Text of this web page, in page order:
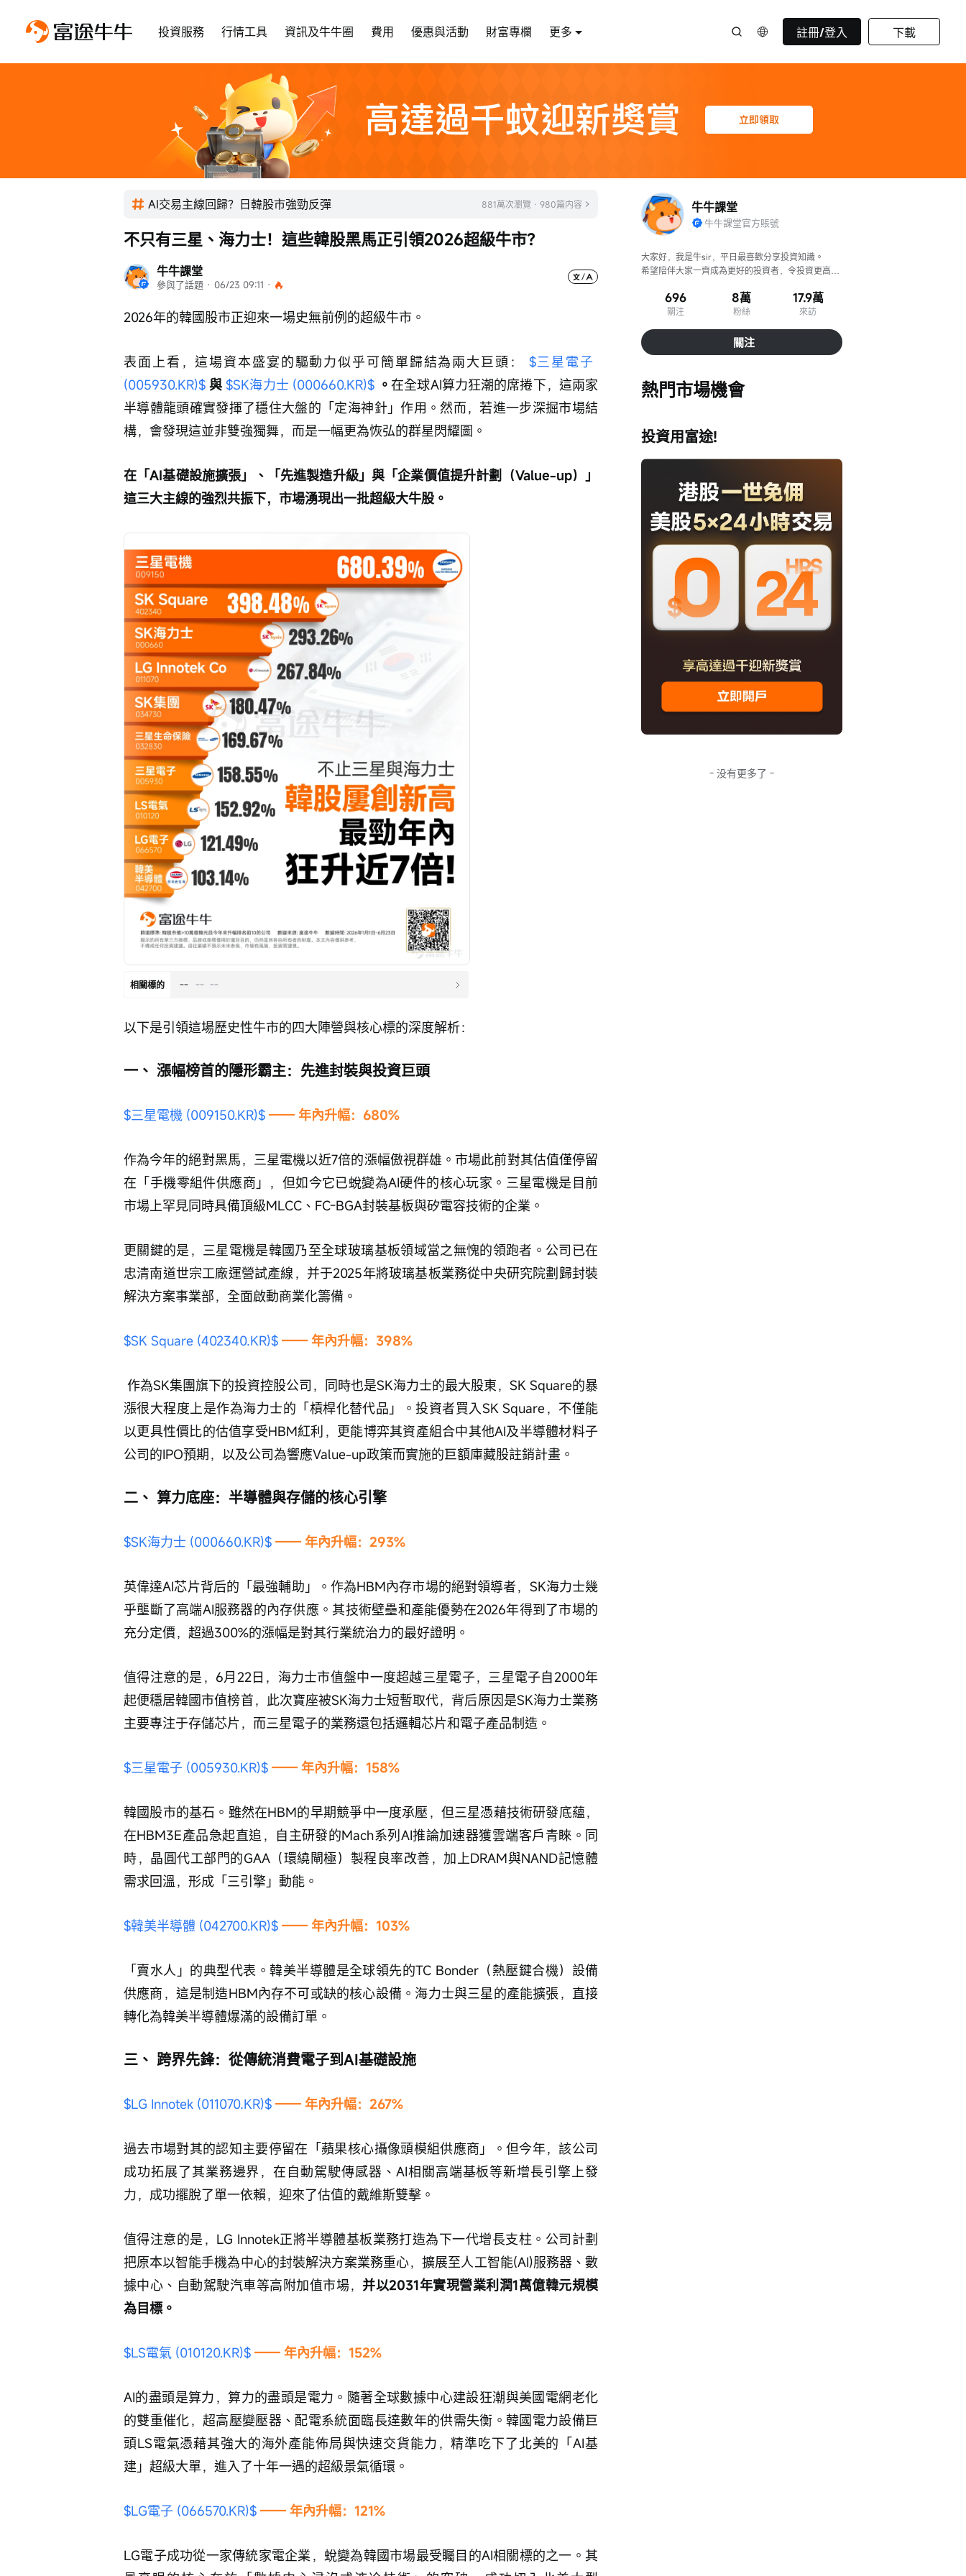
投資服務 行情工具 資訊及牛牛圈 費用 優惠與活動 財富專欄 更多 註冊/登入 下載
AI交易主線回歸？日韓股市強勁反彈 881萬次瀏覽 · 980篇内容
牛牛課堂
參與了話題 · 06/23 09:11 ·
不只有三星、海力士！這些韓股黑馬正引領2026超級牛市？
2026年的韓國股市正迎來一場史無前例的超級牛市。
表面上看，這場資本盛宴的驅動力似乎可簡單歸結為兩大巨頭： $三星電子
(005930.KR)$ 與 $SK海力士 (000660.KR)$ 。在全球AI算力狂潮的席捲下，這兩家
半導體龍頭確實發揮了穩住大盤的「定海神針」作用。然而，若進一步深掘市場結
構，會發現這並非雙強獨舞，而是一幅更為恢弘的群星閃耀圖。
在「AI基礎設施擴張」、「先進製造升級」與「企業價值提升計劃（Value-up）」
這三大主線的強烈共振下，市場湧現出一批超級大牛股。
相關標的 -- -- --
以下是引領這場歷史性牛市的四大陣營與核心標的深度解析：
一、 漲幅榜首的隱形霸主：先進封裝與投資巨頭
$三星電機 (009150.KR)$ —— 年內升幅：680%
作為今年的絕對黑馬，三星電機以近7倍的漲幅傲視群雄。市場此前對其估值僅停留
在「手機零組件供應商」，但如今它已蛻變為AI硬件的核心玩家。三星電機是目前
市場上罕見同時具備頂級MLCC、FC-BGA封裝基板與矽電容技術的企業。
更關鍵的是，三星電機是韓國乃至全球玻璃基板領域當之無愧的領跑者。公司已在
忠清南道世宗工廠運營試產線，并于2025年將玻璃基板業務從中央研究院劃歸封裝
解決方案事業部，全面啟動商業化籌備。
$SK Square (402340.KR)$ —— 年內升幅：398%
漲很大程度上是作為海力士的「槓桿化替代品」。投資者買入SK Square，不僅能
以更具性價比的估值享受HBM紅利，更能博弈其資產組合中其他AI及半導體材料子
公司的IPO預期，以及公司為響應Value-up政策而實施的巨額庫藏股註銷計畫。
二、 算力底座：半導體與存儲的核心引擎
$SK海力士 (000660.KR)$ —— 年內升幅：293%
英偉達AI芯片背后的「最強輔助」。作為HBM內存市場的絕對領導者，SK海力士幾
乎壟斷了高端AI服務器的內存供應。其技術壁壘和產能優勢在2026年得到了市場的
充分定價，超過300%的漲幅是對其行業統治力的最好證明。
值得注意的是，6月22日，海力士市值盤中一度超越三星電子，三星電子自2000年
起便穩居韓國市值榜首，此次寶座被SK海力士短暫取代，背后原因是SK海力士業務
主要專注于存儲芯片，而三星電子的業務還包括邏輯芯片和電子產品制造。
$三星電子 (005930.KR)$ —— 年內升幅：158%
韓國股市的基石。雖然在HBM的早期競爭中一度承壓，但三星憑藉技術研發底蘊，
在HBM3E產品急起直追，自主研發的Mach系列AI推論加速器獲雲端客戶青睞。同
時，晶圓代工部門的GAA（環繞閘極）製程良率改善，加上DRAM與NAND記憶體
需求回溫，形成「三引擎」動能。
$韓美半導體 (042700.KR)$ —— 年內升幅：103%
「賣水人」的典型代表。韓美半導體是全球領先的TC Bonder（熱壓鍵合機）設備
供應商，這是制造HBM內存不可或缺的核心設備。海力士與三星的產能擴張，直接
轉化為韓美半導體爆滿的設備訂單。
三、 跨界先鋒：從傳統消費電子到AI基礎設施
$LG Innotek (011070.KR)$ —— 年內升幅：267%
過去市場對其的認知主要停留在「蘋果核心攝像頭模組供應商」。但今年，該公司
成功拓展了其業務邊界，在自動駕駛傳感器、AI相關高端基板等新增長引擎上發
力，成功擺脫了單一依賴，迎來了估值的戴維斯雙擊。
值得注意的是，LG Innotek正將半導體基板業務打造為下一代增長支柱。公司計劃
把原本以智能手機為中心的封裝解決方案業務重心，擴展至人工智能(AI)服務器、數
據中心、自動駕駛汽車等高附加值市場， 并以2031年實現營業利潤1萬億韓元規模
為目標。
$LS電氣 (010120.KR)$ —— 年內升幅：152%
AI的盡頭是算力，算力的盡頭是電力。隨著全球數據中心建設狂潮與美國電網老化
的雙重催化，超高壓變壓器、配電系統面臨長達數年的供需失衡。韓國電力設備巨
頭LS電氣憑藉其強大的海外產能佈局與快速交貨能力，精準吃下了北美的「AI基
建」超級大單，進入了十年一遇的超級景氣循環。
$LG電子 (066570.KR)$ —— 年內升幅：121%
LG電子成功從一家傳統家電企業，蛻變為韓國市場最受矚目的AI相關標的之一。其
牛牛課堂
牛牛課堂官方賬號
大家好，我是牛sir，平日最喜歡分享投資知識。
希望陪伴大家一齊成為更好的投資者，令投資更高
696
關注
8萬
粉絲
17.9萬
來訪
關注
熱門市場機會
投資用富途!
- 没有更多了 -